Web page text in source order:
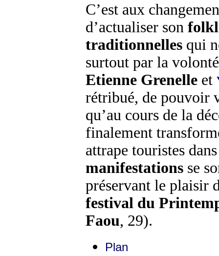
C’est aux
d’actualiser son
traditionnelles qui
surtout par la
Etienne Grenelle et
rétribué, de pouvoir
qu’au cours de la
finalement
attrape touristes
manifestations se
préservant le plaisir
festival du
Faou, 29).
Plan